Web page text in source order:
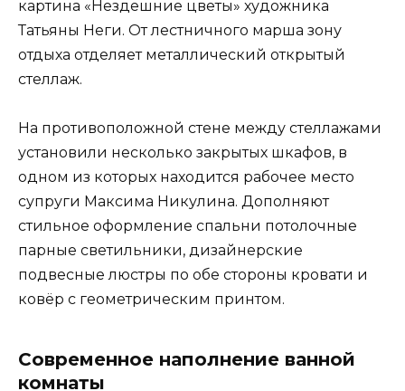
картина «Нездешние цветы» художника
Татьяны Неги. От лестничного марша зону
отдыха отделяет металлический открытый
стеллаж.
На противоположной стене между стеллажами
установили несколько закрытых шкафов, в
одном из которых находится рабочее место
супруги Максима Никулина. Дополняют
стильное оформление спальни потолочные
парные светильники, дизайнерские
подвесные люстры по обе стороны кровати и
ковёр с геометрическим принтом.
Современное наполнение ванной
комнаты